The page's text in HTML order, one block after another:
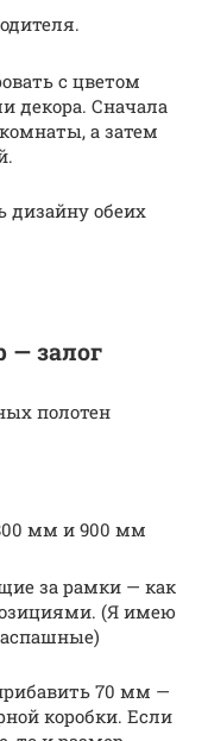
с цветом
декора. Сначала
а затем
дизайну обеих
— залог
полотен
мм и 900 мм
за рамки — как
(Я имею
70 мм —
коробки. Если